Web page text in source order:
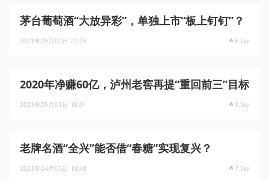
茅台葡萄酒“大放异彩”，单独上市“板上钉钉”？
2021年05月02日 22:26 6.2w
2020年净赚60亿，泸州老窖再提“重回前三”目标
2021年05月01日 16:01 8.9w
老牌名酒“全兴”能否借“春糖”实现复兴？
2021年04月05日 19:48 7.7w